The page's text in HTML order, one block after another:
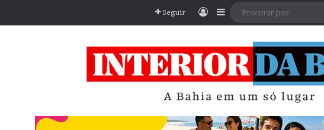
Seguir EntrarBarra Lateral